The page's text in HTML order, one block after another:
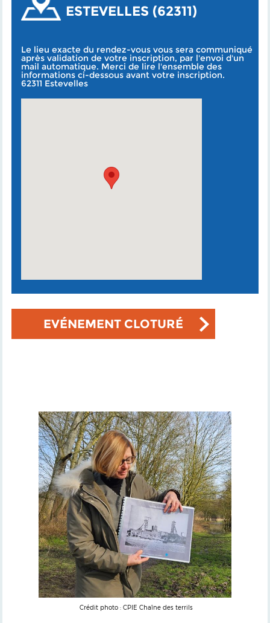
ESTEVELLES (62311)
Le lieu exacte du rendez-vous vous sera communiqué
après validation de votre inscription, par l'envoi d'un
mail automatique. Merci de lire l'ensemble des
informations ci-dessous avant votre inscription.
62311 Estevelles
EVÉNEMENT CLOTURÉ
Crédit photo : CPIE Chaîne des terrils